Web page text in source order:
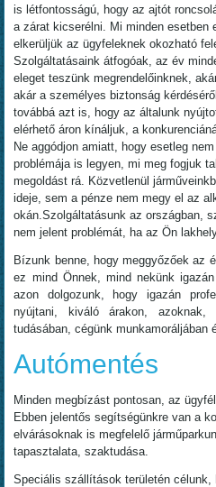
is létfontosságú, hogy az ajtót
a zárat kicserélni. Mi minden esetben
elkerüljük az ügyfeleknek okozható
Szolgáltatásaink átfogóak, az év
eleget teszünk megrendelőinknek,
akár a személyes biztonság
továbbá azt is, hogy az általunk
elérhető áron kínáljuk, a
Ne aggódjon amiatt, hogy esetleg
problémája is legyen, mi meg fogjuk
megoldást rá. Közvetlenül
ideje, sem a pénze nem megy el az
okán.Szolgáltatásunk az országban,
nem jelent problémát, ha az Ön
Bízunk benne, hogy meggyőzőek az
ez mind Önnek, mind nekünk
azon dolgozunk, hogy igazán
nyújtani, kiváló árakon, azoknak,
tudásában, cégünk munkamoráljában
Autómentés
Minden megbízást pontosan, az
Ebben jelentős segítségünkre van a
elvárásoknak is megfelelő
tapasztalata, szaktudása.
Speciális szállítások területén